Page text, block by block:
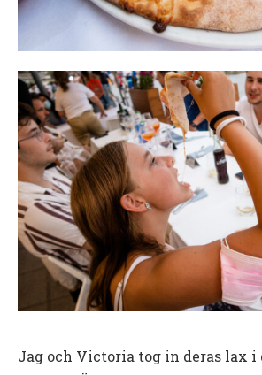
Jag och Victoria tog in deras lax i